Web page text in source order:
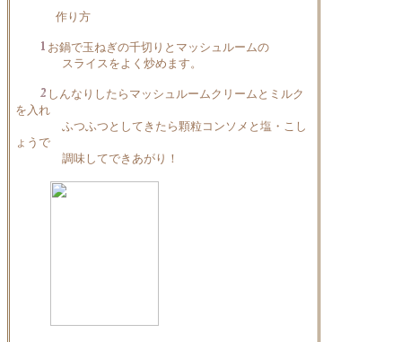
作り方
お鍋で玉ねぎの千切りとマッシュルームの
スライスをよく炒めます。
しんなりしたらマッシュルームクリームとミルク
を入れ
ふつふつとしてきたら顆粒コンソメと塩・こし
ょうで
調味してできあがり！